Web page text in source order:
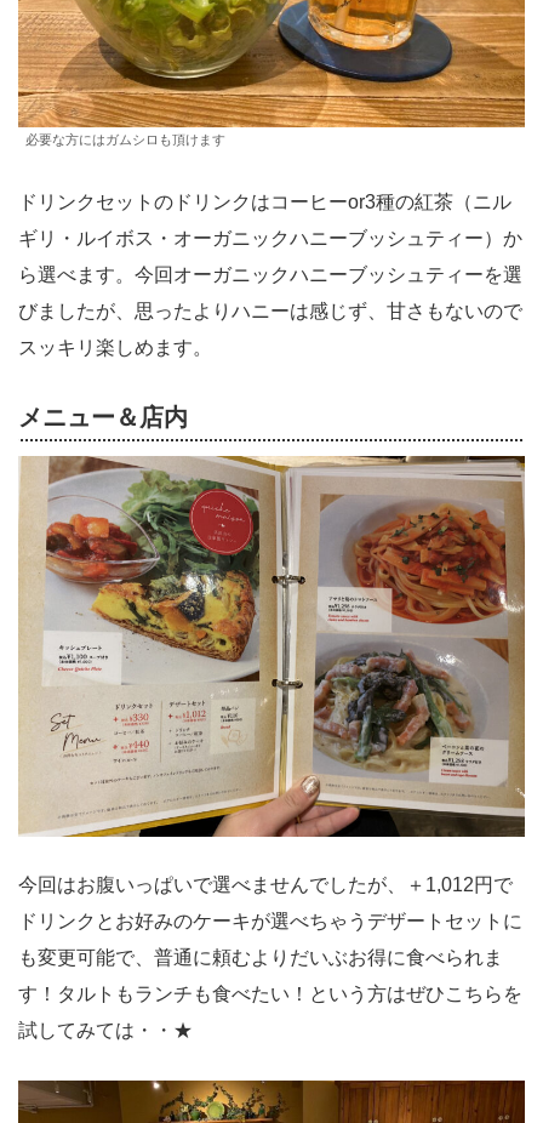
必要な方にはガムシロも頂けます
ドリンクセットのドリンクはコーヒーor3種の紅茶（ニル
ギリ・ルイボス・オーガニックハニーブッシュティー）か
ら選べます。今回オーガニックハニーブッシュティーを選
びましたが、思ったよりハニーは感じず、甘さもないので
スッキリ楽しめます。
メニュー＆店内
今回はお腹いっぱいで選べませんでしたが、＋1,012円で
ドリンクとお好みのケーキが選べちゃうデザートセットに
も変更可能で、普通に頼むよりだいぶお得に食べられま
す！タルトもランチも食べたい！という方はぜひこちらを
試してみては・・★